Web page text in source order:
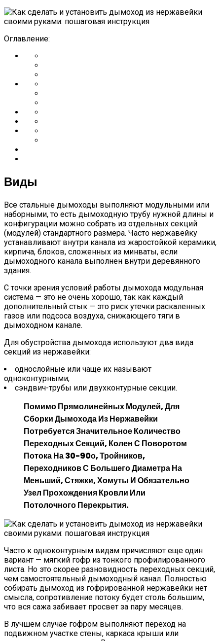
Оглавление:
Виды
Все стальные дымоходы выполняют модульными или
наборными, то есть дымоходную трубу нужной длины и
конфигурации можно собрать из отдельных секций
(модулей) стандартного размера. Часто нержавейку
устанавливают внутри канала из жаростойкой керамики,
кирпича, блоков, сложенных из минваты, если
дымоходного канала выполнен внутри деревянного
здания.
С точки зрения условий работы дымохода модульная
система — это не очень хорошо, так как каждый
дополнительный стык — это риск утечки раскаленных
газов или подсоса воздуха, снижающего тяги в
дымоходном канале.
Для обустройства дымохода используют два вида
секций из нержавейки:
однослойные или чаще их называют
одноконтурными;
сэндвич-трубы или двухконтурные секции.
Помимо Прямолинейных Модулей, Для
Сборки Дымохода Из Нержавейки
Потребуется Значительное Количество
Переходных Секций, Колен С Поворотом
Потока На 30-90о, Тройников,
Переходников С Большего Диаметра На
Меньший, Стяжки, Хомуты И Обязательно
Узел Прохождения Кровли Или
Потолочного Перекрытия.
Часто к одноконтурным видам причисляют еще один
вариант — мягкий гофр из тонкого профилированного
листа. Но это скорее разновидность переходных секций,
чем самостоятельный дымоходный канал. Полностью
собирать дымоход из гофрированной нержавейки нет
смысла, сопротивление потоку будет столь большим,
что вся сажа забивает просвет за пару месяцев.
В лучшем случае гофром выполняют переход на
подвижном участке стены, каркаса крыши или